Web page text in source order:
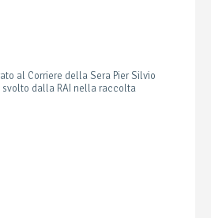
al Corriere della Sera Pier Silvio
dalla RAI nella raccolta